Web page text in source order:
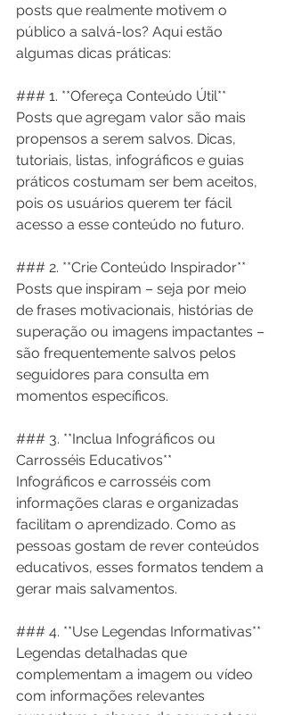
posts que realmente motivem o
público a salvá-los? Aqui estão
algumas dicas práticas:
### 1. **Ofereça Conteúdo Útil**
Posts que agregam valor são mais
propensos a serem salvos. Dicas,
tutoriais, listas, infográficos e guias
práticos costumam ser bem aceitos,
pois os usuários querem ter fácil
acesso a esse conteúdo no futuro.
### 2. **Crie Conteúdo Inspirador**
Posts que inspiram – seja por meio
de frases motivacionais, histórias de
superação ou imagens impactantes –
são frequentemente salvos pelos
seguidores para consulta em
momentos específicos.
### 3. **Inclua Infográficos ou
Carrosséis Educativos**
Infográficos e carrosséis com
informações claras e organizadas
facilitam o aprendizado. Como as
pessoas gostam de rever conteúdos
educativos, esses formatos tendem a
gerar mais salvamentos.
### 4. **Use Legendas Informativas**
Legendas detalhadas que
complementam a imagem ou vídeo
com informações relevantes